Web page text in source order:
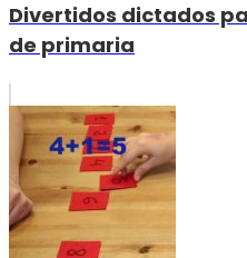
Divertidos dictados
de primaria